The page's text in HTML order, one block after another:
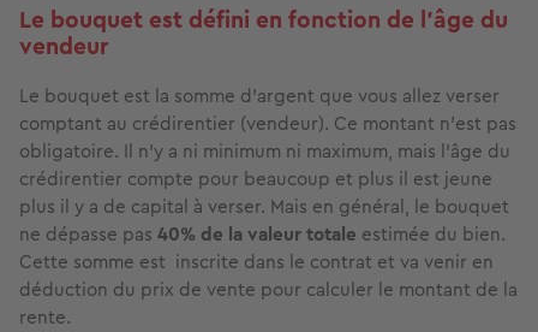
Le bouquet est défini en fonction de l’âge du
vendeur
Le bouquet est la somme d’argent que vous allez verser
comptant au crédirentier (vendeur). Ce montant n’est pas
obligatoire. Il n’y a ni minimum ni maximum, mais l’âge du
crédirentier compte pour beaucoup et plus il est jeune
plus il y a de capital à verser. Mais en général, le bouquet
ne dépasse pas 40% de la valeur totale estimée du bien.
Cette somme est inscrite dans le contrat et va venir en
déduction du prix de vente pour calculer le montant de la
rente.